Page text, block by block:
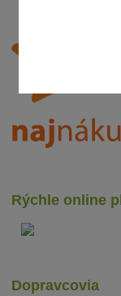
Rýchle online
Dopravcovia